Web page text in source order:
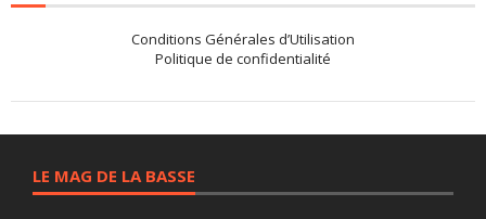
Conditions Générales d’Utilisation
Politique de confidentialité
LE MAG DE LA BASSE